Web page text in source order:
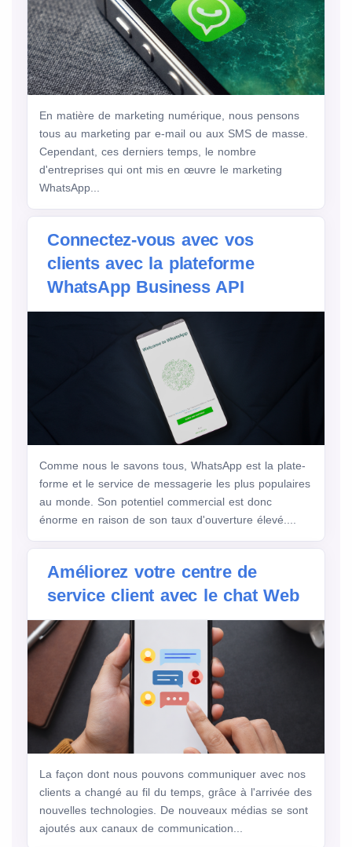
En matière de marketing numérique, nous pensons
tous au marketing par e-mail ou aux SMS de masse.
Cependant, ces derniers temps, le nombre
d'entreprises qui ont mis en œuvre le marketing
WhatsApp...
Connectez-vous avec vos
clients avec la plateforme
WhatsApp Business API
Comme nous le savons tous, WhatsApp est la plate-
forme et le service de messagerie les plus populaires
au monde. Son potentiel commercial est donc
énorme en raison de son taux d'ouverture élevé....
Améliorez votre centre de
service client avec le chat Web
La façon dont nous pouvons communiquer avec nos
clients a changé au fil du temps, grâce à l'arrivée des
nouvelles technologies. De nouveaux médias se sont
ajoutés aux canaux de communication...